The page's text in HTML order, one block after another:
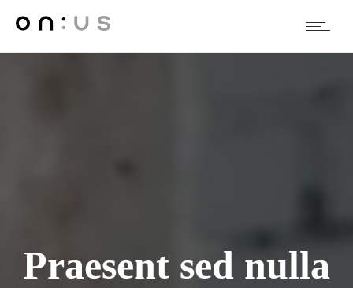
Praesent sed nulla